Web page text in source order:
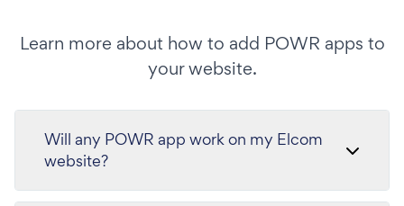
Learn more about how to add POWR apps to
your website.
Will any POWR app work on my Elcom
website?